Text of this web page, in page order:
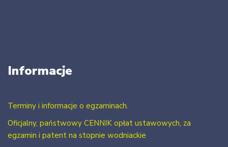
Informacje
Terminy i informacje o egzaminach.
Oficjalny, państwowy CENNIK opłat ustawowych, za
egzamin i patent na stopnie wodniackie